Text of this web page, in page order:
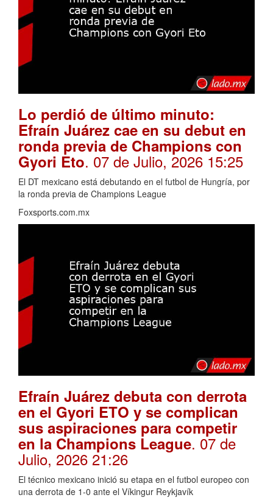
Lo perdió de último minuto:
Efraín Juárez cae en su debut en
ronda previa de Champions con
Gyori Eto. 07 de Julio, 2026 15:25
El DT mexicano está debutando en el futbol de Hungría, por
la ronda previa de Champions League
Foxsports.com.mx
Efraín Juárez debuta con derrota
en el Gyori ETO y se complican
sus aspiraciones para competir
en la Champions League. 07 de
Julio, 2026 21:26
El técnico mexicano inició su etapa en el futbol europeo con
una derrota de 1-0 ante el Víkingur Reykjavík